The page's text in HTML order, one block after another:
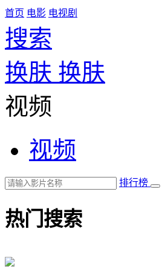
首页 电影 电视剧
搜索
换肤 换肤
视频
视频
排行榜
热门搜索